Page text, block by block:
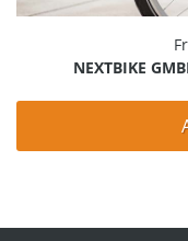
NEXTBIKE